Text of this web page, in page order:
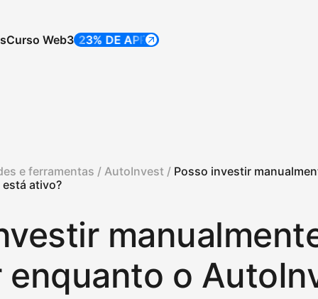
Curso Web3
ATÉ 23% DE APR ATÉ 23% DE APR
e ferramentas / AutoInvest / Posso investir
ativo?
enquanto o